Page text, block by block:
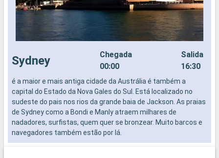
Sydney
Chegada
00:00
Salida
16:30
é a maior e mais antiga cidade da Austrália é também a
capital do Estado da Nova Gales do Sul. Está localizado no
sudeste do pais nos rios da grande baia de Jackson. As praias
de Sydney como a Bondi e Manly atraem milhares de
nadadores, surfistas, quem quer se bronzear. Muito barcos e
navegadores também estão por lá.